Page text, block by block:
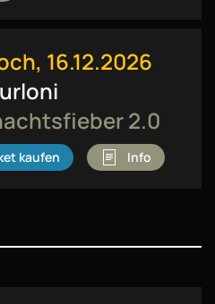
16.12.2026
2.0
kaufen Info